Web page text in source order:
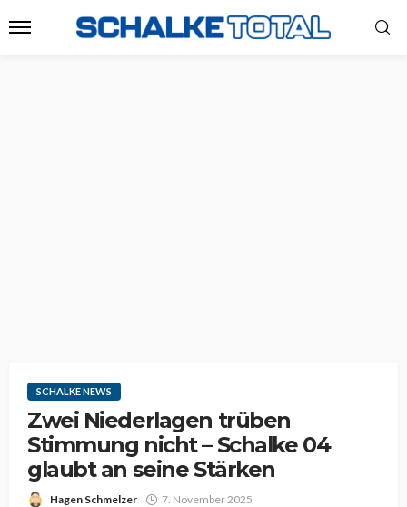
SCHALKE NEWS
Zwei Niederlagen trüben
Stimmung nicht – Schalke 04
glaubt an seine Stärken
Hagen Schmelzer 7. November 2025